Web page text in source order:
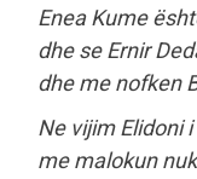
Enea Kume
dhe se Ernir
dhe me nofken
Ne vijim Elidoni
me malokun